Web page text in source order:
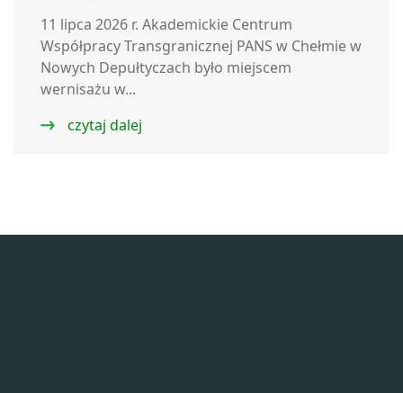
11 lipca 2026 r. Akademickie Centrum
Współpracy Transgranicznej PANS w Chełmie w
Nowych Depułtyczach było miejscem
wernisażu w...
czytaj dalej